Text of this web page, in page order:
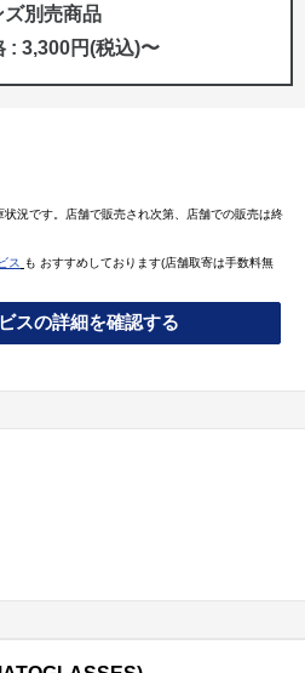
ズ別売商品
: 3,300円(税込)〜
況です。店舗で販売され次第、店舗での販売は終
ス
も おすすめしております(店舗取寄は手数料無
スの詳細を確認する